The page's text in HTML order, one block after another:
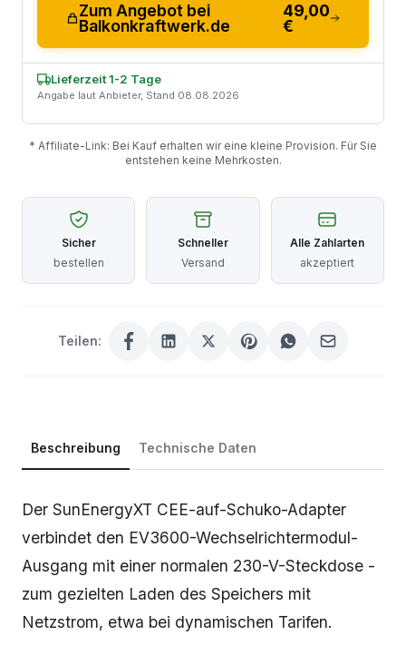
Zum Angebot bei
Balkonkraftwerk.de
49,00
€
Lieferzeit 1-2 Tage
Angabe laut Anbieter, Stand 08.08.2026
* Affiliate-Link: Bei Kauf erhalten wir eine kleine Provision. Für Sie
entstehen keine Mehrkosten.
Sicher
bestellen
Schneller
Versand
Alle Zahlarten
akzeptiert
Teilen:
Beschreibung Technische Daten
Beschreibung
Der SunEnergyXT CEE-auf-Schuko-Adapter
verbindet den EV3600-Wechselrichtermodul-
Ausgang mit einer normalen 230-V-Steckdose -
zum gezielten Laden des Speichers mit
Netzstrom, etwa bei dynamischen Tarifen.